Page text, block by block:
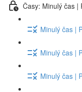
Časy: Minulý čas |
Minulý čas |
Minulý čas |
Minulý čas |